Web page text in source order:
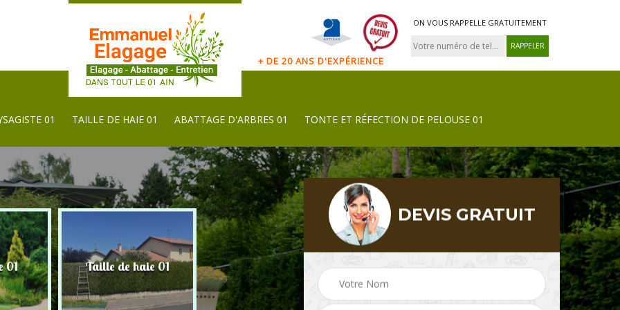
+ DE 20 ANS D'EXPÉRIENCE
ON VOUS RAPPELLE GRATUITEMENT
01 TAILLE DE HAIE 01 ABATTAGE D'ARBRES 01 TONTE ET RÉFECTION DE PELOUSE 01
01 Taille de haie 01 Abattage d'arbres 01 pelouse 01 jardinier 01
DEVIS GRATUIT